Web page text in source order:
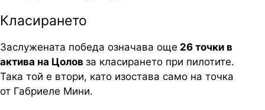
Класирането
Заслужената победа означава още 26 точки в
актива на Цолов за класирането при пилотите.
Така той е втори, като изостава само на точка
от Габриеле Мини.